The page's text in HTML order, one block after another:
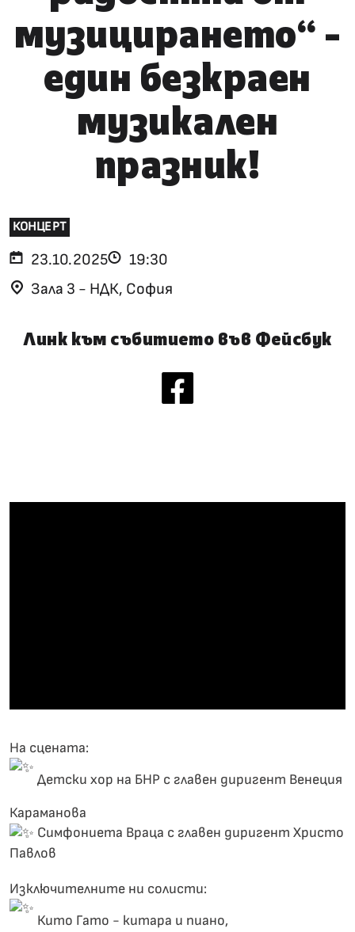
музицирането“ -
един безкраен
музикален
празник!
КОНЦЕРТ
23.10.2025
19:30
Зала 3 - НДК, София
Линк към събитието във Фейсбук
На сцената:
Детски хор на БНР с главен диригент Венeция
Караманова
Симфониета Враца с главен диригент Христо
Павлов
Изключителните ни солисти:
Кито Гато - китара и пиано,